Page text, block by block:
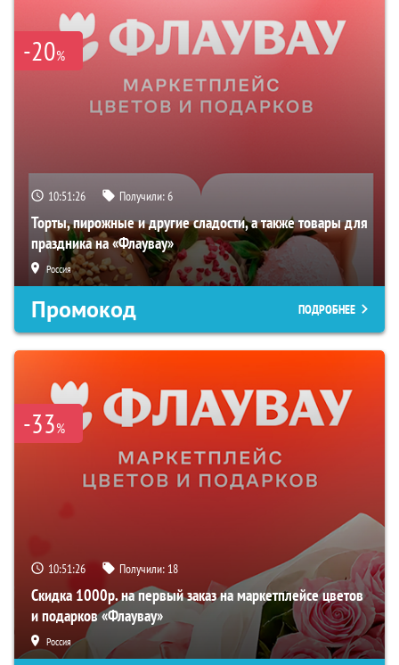
-20%
10:51:25 Получили:6
Торты, пирожные и другие сладости, а также товары для
праздника на «Флаувау»
Россия
Промокод ПОДРОБНЕЕ
-33%
10:51:25 Получили: 18
Скидка 1000р. на первый заказ на маркетплейсе цветов
и подарков «Флаувау»
Россия